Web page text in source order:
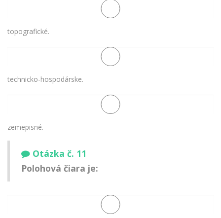
topografické.
technicko-hospodárske.
zemepisné.
Otázka č. 11
Polohová čiara je: